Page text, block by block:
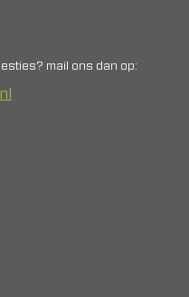
mail ons dan op: